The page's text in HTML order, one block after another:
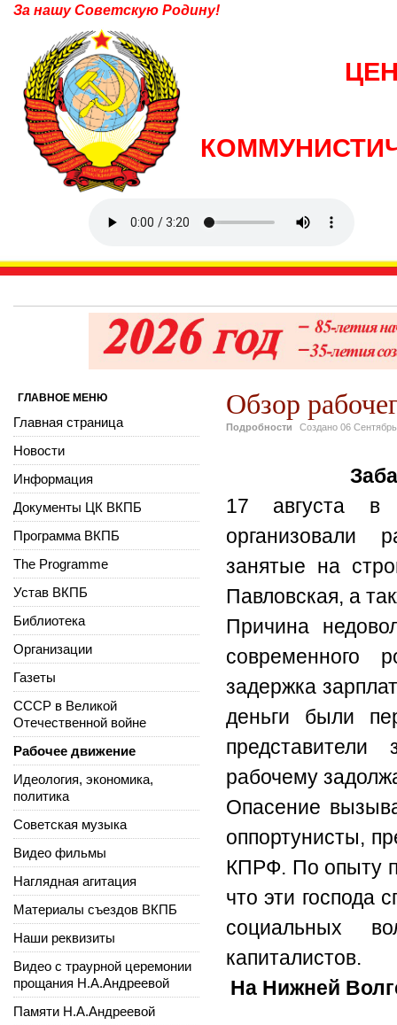
За нашу Советскую Родину!
Обзор
Подробности Создано 06
17 августа в
организовали
занятые на
Павловская, а
Причина
современного
задержка
деньги были
рабочему
Опасение
оппортунисты,
КПРФ. По опыту
что эти господа
социальных
капиталистов.
На Нижней
ГЛАВНОЕ МЕНЮ
Главная страница
Новости
Информация
Документы ЦК ВКПБ
Программа ВКПБ
The Programme
Устав ВКПБ
Библиотека
Организации
Газеты
СССР в Великой
Отечественной войне
Рабочее движение
Идеология, экономика,
политика
Советская музыка
Видео фильмы
Наглядная агитация
Материалы съездов ВКПБ
Наши реквизиты
Видео с траурной церемонии
прощания Н.А.Андреевой
Памяти Н.А.Андреевой